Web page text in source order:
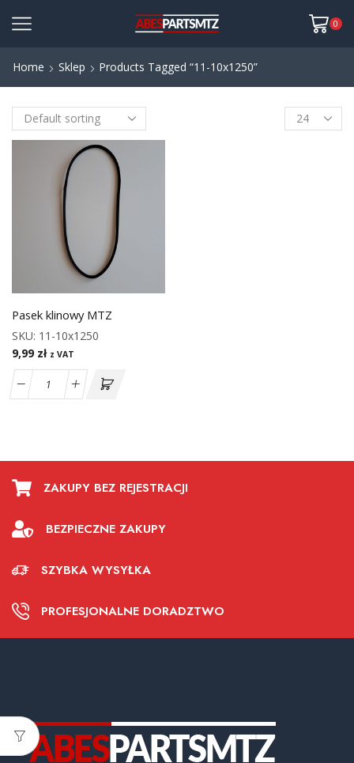
0
Home Sklep Products Tagged “11-10x1250”
Pasek klinowy MTZ
SKU: 11-10x1250
9,99 zł z VAT
ZAKUPY BEZ REJESTRACJI
BEZPIECZNE ZAKUPY
SZYBKA WYSYŁKA
PROFESJONALNE DORADZTWO